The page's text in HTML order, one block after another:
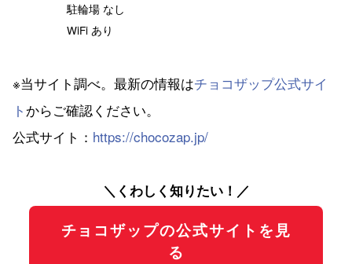
駐輪場 なし
WiFi あり
※当サイト調べ。最新の情報はチョコザップ公式サイ
ト からご確認ください。
公式サイト： https://chocozap.jp/
＼くわしく知りたい！／
チョコザップの公式サイトを見
る